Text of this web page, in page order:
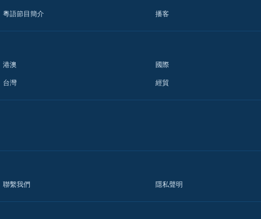
粵語節目簡介 播客
港澳
台灣
國際
經貿
聯繫我們 隱私聲明